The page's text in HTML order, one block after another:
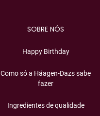
SOBRE NÓS
Happy Birthday
Como só a Häagen-Dazs sabe
fazer
Ingredientes de qualidade